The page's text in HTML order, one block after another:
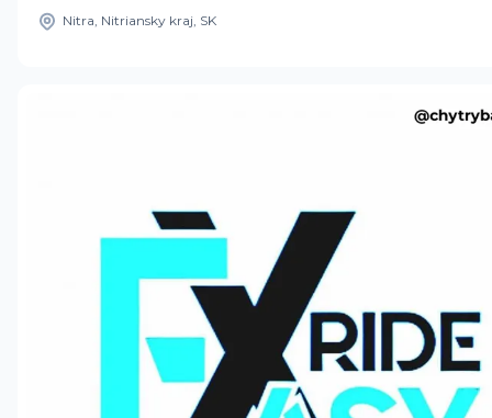
Nitra, Nitriansky kraj, SK